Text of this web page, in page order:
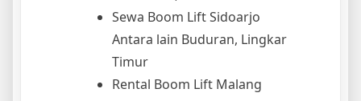
Sewa Boom Lift Sidoarjo
Antara lain Buduran, Lingkar
Timur
Rental Boom Lift Malang